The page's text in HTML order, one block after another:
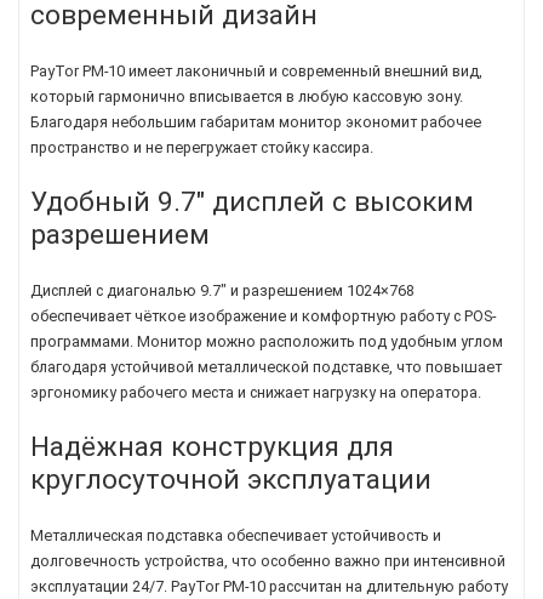
современный дизайн
PayTor PM-10 имеет лаконичный и современный внешний вид,
который гармонично вписывается в любую кассовую зону.
Благодаря небольшим габаритам монитор экономит рабочее
пространство и не перегружает стойку кассира.
Удобный 9.7" дисплей с высоким
разрешением
Дисплей с диагональю 9.7" и разрешением 1024×768
обеспечивает чёткое изображение и комфортную работу с POS-
программами. Монитор можно расположить под удобным углом
благодаря устойчивой металлической подставке, что повышает
эргономику рабочего места и снижает нагрузку на оператора.
Надёжная конструкция для
круглосуточной эксплуатации
Металлическая подставка обеспечивает устойчивость и
долговечность устройства, что особенно важно при интенсивной
эксплуатации 24/7. PayTor PM-10 рассчитан на длительную работу